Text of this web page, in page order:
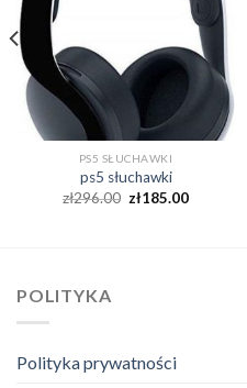
PS5 SŁUCHAWKI
ps5 słuchawki
zł296.00 zł185.00
POLITYKA
Polityka prywatności